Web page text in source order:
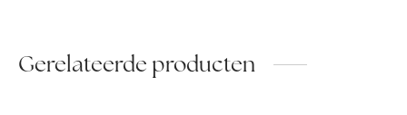
Gerelateerde producten